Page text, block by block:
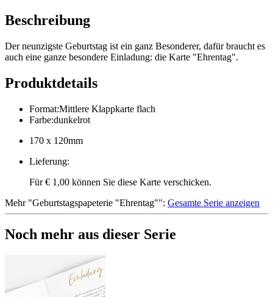
Beschreibung
Der neunzigste Geburtstag ist ein ganz Besonderer, dafür braucht es
auch eine ganze besondere Einladung: die Karte "Ehrentag".
Produktdetails
Format:Mittlere Klappkarte flach
Farbe:dunkelrot
170 x 120mm
Lieferung:
Für € 1,00 können Sie diese Karte verschicken.
Mehr"Geburtstagspapeterie "Ehrentag"": Gesamte Serie anzeigen
Noch mehr aus dieser Serie